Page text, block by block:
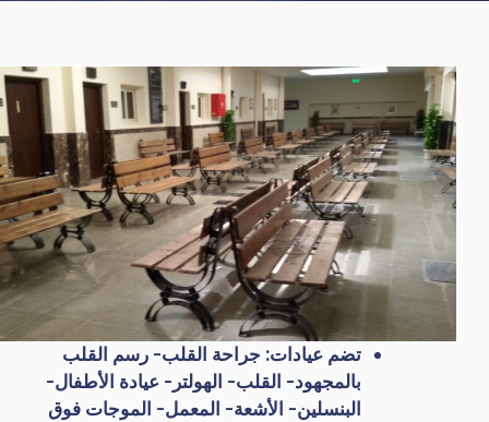
تضم عيادات: جراحة القلب- رسم القلب
بالمجهود- القلب- الهولتر- عيادة الأطفال-
البنسلين- الأشعة- المعمل- الموجات فوق